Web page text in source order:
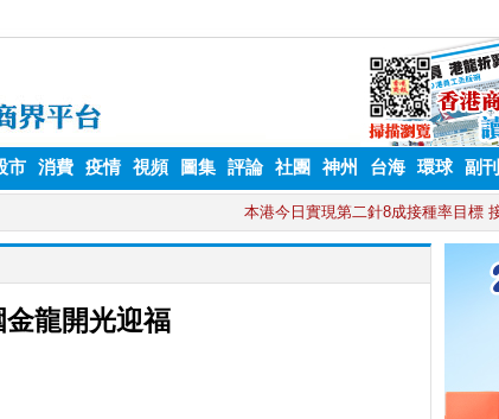
市 消費 疫情 視頻 圖集 評論 社團 神州 台海 環球 副刊
金龍開光迎福